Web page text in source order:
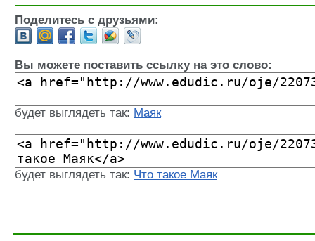
Поделитесь с друзьями:
Вы можете поставить ссылку на это слово:
будет выглядеть так: Маяк
будет выглядеть так: Что такое Маяк